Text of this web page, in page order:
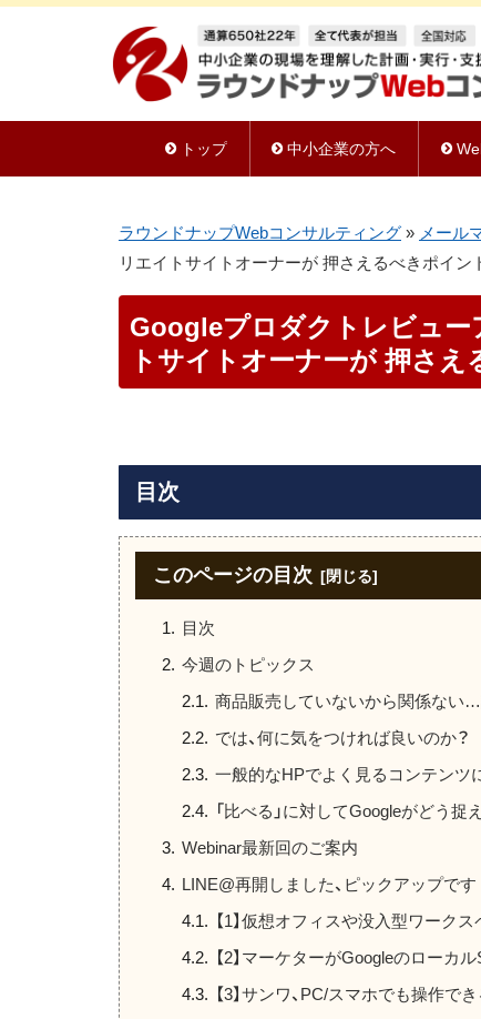
トップ 中小企業の方へ
ラウンドナップWebコンサルティング » メール
リエイトサイトオーナーが 押さえるべきポイン
Googleプロダクトレビュー
トサイトオーナーが 押さえ
目次
このページの目次
目次
今週のトピックス
商品販売していないから関係ない
では、何に気をつければ良いのか？
一般的なHPでよく見るコンテンツ
「比べる」に対してGoogleがどう捉
Webinar最新回のご案内
LINE@再開しました、ピックアップです
【1】仮想オフィスや没入型ワー
【2】マーケターがGoogleのローカ
【3】サンワ、PC/スマホでも操作で